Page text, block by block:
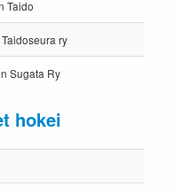
Taido
ry
Sugata Ry
hokei